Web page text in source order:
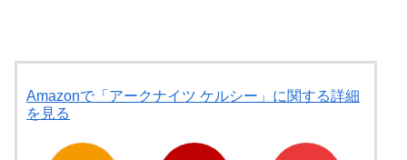
Amazonで「アークナイツ ケルシー」に関する詳細
を見る